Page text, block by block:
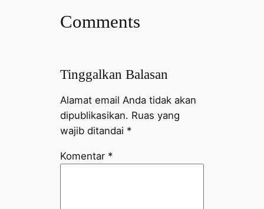
Comments
Tinggalkan Balasan
Alamat email Anda tidak akan
dipublikasikan. Ruas yang
wajib ditandai *
Komentar *